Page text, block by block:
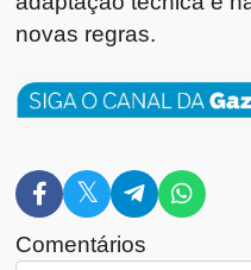
novas regras.
Comentários